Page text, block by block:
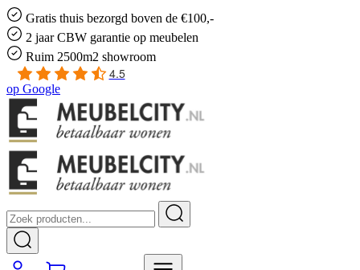
Gratis thuis bezorgd boven de €100,-
2 jaar CBW garantie op meubelen
Ruim 2500m2 showroom
4.5
op Google